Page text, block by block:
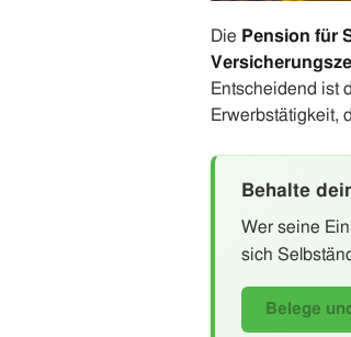
Die Pension für
Entscheidend ist
Erwerbstätigkeit,
Behalte
Wer seine
sich
Belege